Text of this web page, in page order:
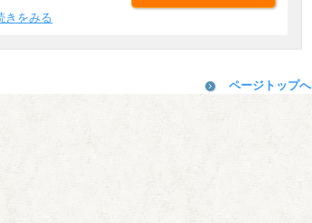
きをみる
ページトップへ